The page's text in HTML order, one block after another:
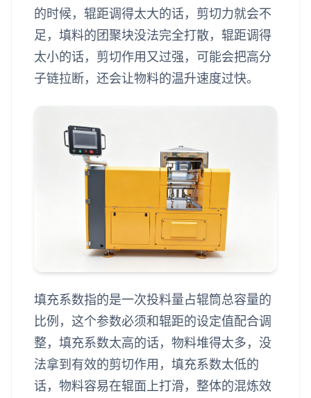
的时候，辊距调得太大的话，剪切力就会不
足，填料的团聚块没法完全打散，辊距调得
太小的话，剪切作用又过强，可能会把高分
子链拉断，还会让物料的温升速度过快。
填充系数指的是一次投料量占辊筒总容量的
比例，这个参数必须和辊距的设定值配合调
整，填充系数太高的话，物料堆得太多，没
法拿到有效的剪切作用，填充系数太低的
话，物料容易在辊面上打滑，整体的混炼效